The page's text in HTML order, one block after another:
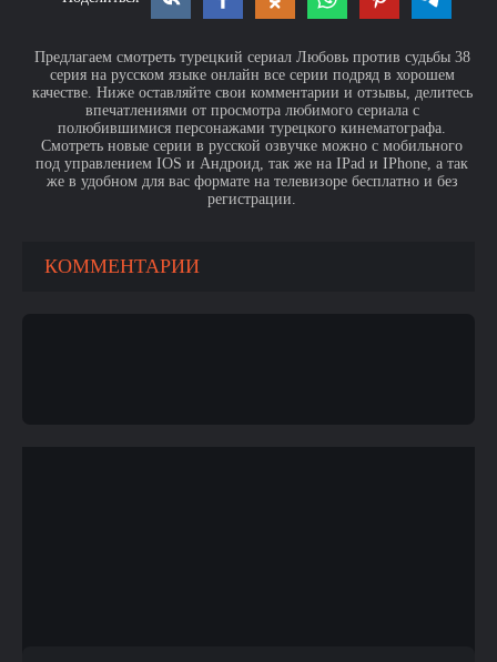
Предлагаем смотреть турецкий сериал Любовь против судьбы 38
серия на русском языке онлайн все серии подряд в хорошем
качестве. Ниже оставляйте свои комментарии и отзывы, делитесь
впечатлениями от просмотра любимого сериала с
полюбившимися персонажами турецкого кинематографа.
Смотреть новые серии в русской озвучке можно с мобильного
под управлением IOS и Андроид, так же на IPad и IPhone, а так
же в удобном для вас формате на телевизоре бесплатно и без
регистрации.
КОММЕНТАРИИ